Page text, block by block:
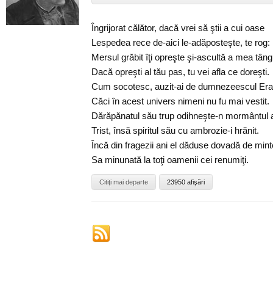
Îngrijorat călător, dacă vrei să ştii a cui oase
Lespedea rece de-aici le-adăposteşte, te rog:
Mersul grăbit îţi opreşte şi-ascultă a mea
Dacă opreşti al tău pas, tu vei afla ce doreşti.
Cum socotesc, auzit-ai de dumnezeescul
Căci în acest univers nimeni nu fu mai vestit.
Dărăpănatul său trup odihneşte-n mormântul
Trist, însă spiritul său cu ambrozie-i hrănit.
Încă din fragezii ani el dăduse dovadă de
Sa minunată la toţi oamenii cei renumiţi.
Citiţi mai departe 23950 afişări